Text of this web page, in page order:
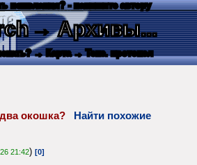
пожелания? - напишите автору
→ Архивы...
→ Карта → Текс. протокол
два окошка?
Найти похожие
21:42) [0]